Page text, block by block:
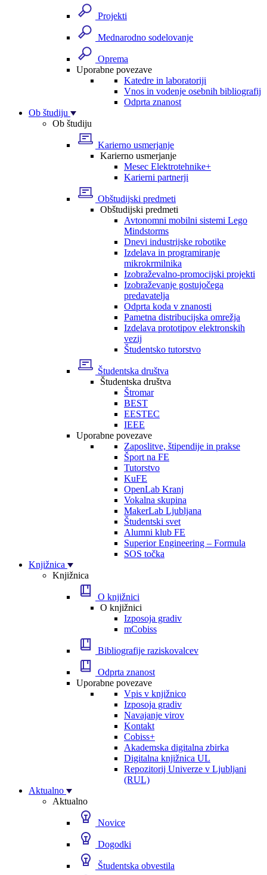
Projekti
Mednarodno sodelovanje
Oprema
Uporabne povezave
Katedre in laboratoriji
Vnos in vodenje osebnih bibliografij
Odprta znanost
Ob študiju
Ob študiju
Karierno usmerjanje
Karierno usmerjanje
Mesec Elektrotehnike+
Karierni partnerji
Obštudijski predmeti
Obštudijski predmeti
Avtonomni mobilni sistemi Lego
Mindstorms
Dnevi industrijske robotike
Izdelava in programiranje
mikrokrmilnika
Izobraževalno-promocijski projekti
Izobraževanje gostujočega
predavatelja
Odprta koda v znanosti
Pametna distribucijska omrežja
Izdelava prototipov elektronskih
vezij
Študentsko tutorstvo
Študentska društva
Študentska društva
Štromar
BEST
EESTEC
IEEE
Uporabne povezave
Zaposlitve, štipendije in prakse
Šport na FE
Tutorstvo
KuFE
OpenLab Kranj
Vokalna skupina
MakerLab Ljubljana
Študentski svet
Alumni klub FE
Superior Engineering – Formula
SOS točka
Knjižnica
Knjižnica
O knjižnici
O knjižnici
Izposoja gradiv
mCobiss
Bibliografije raziskovalcev
Odprta znanost
Uporabne povezave
Vpis v knjižnico
Izposoja gradiv
Navajanje virov
Kontakt
Cobiss+
Akademska digitalna zbirka
Digitalna knjižnica UL
Repozitorij Univerze v Ljubljani
(RUL)
Aktualno
Aktualno
Novice
Dogodki
Študentska obvestila